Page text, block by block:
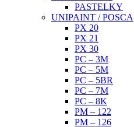
PASTELKY
UNIPAINT / POSCA
PX 20
PX 21
PX 30
PC – 3M
PC – 5M
PC – 5BR
PC – 7M
PC – 8K
PM – 122
PM – 126